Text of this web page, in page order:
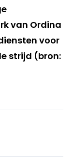
van Ordina
voor
strijd (bron: